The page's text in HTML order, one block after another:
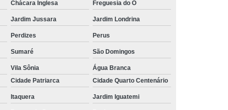
Chácara Inglesa Freguesia do Ó
Jardim Jussara Jardim Londrina
Perdizes Perus
Sumaré São Domingos
Vila Sônia
Água Branca
Cidade Patriarca Cidade Quarto Centenário
Itaquera Jardim Iguatemi